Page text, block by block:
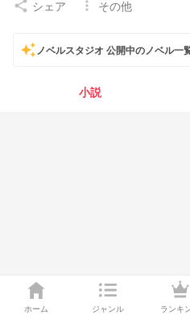
ホーム ジャンル ランキ
share シェア more_vert その他
auto_awesomeノベルスタジオ 公開中のノベル一
小説